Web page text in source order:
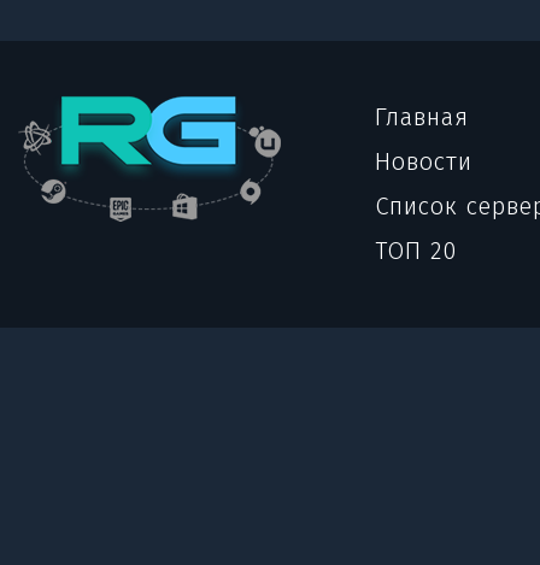
Главная
Новости
Список
ТОП 20